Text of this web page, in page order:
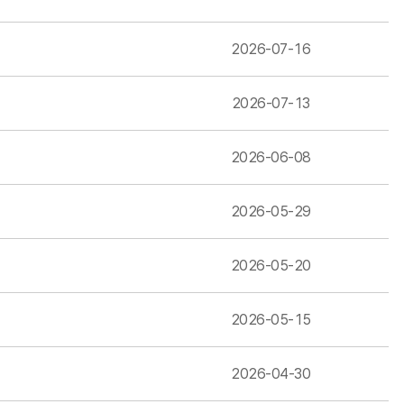
2026-07-16
2026-07-13
2026-06-08
2026-05-29
2026-05-20
2026-05-15
2026-04-30